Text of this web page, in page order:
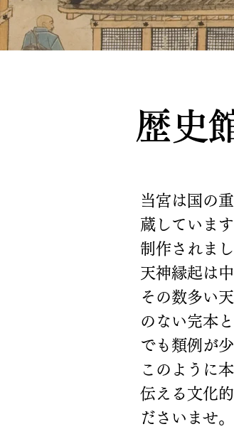
歴史
当宮は国の
蔵していま
制作されま
天神縁起は
その数多い
のない完本
でも類例が
このように
伝える文化
ださいませ。